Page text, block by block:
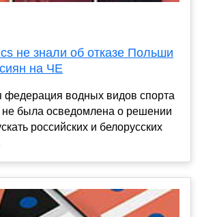
не знали об отказе Польши
на ЧЕ
федерация водных видов спорта
не была осведомлена о решении
российских и белорусских